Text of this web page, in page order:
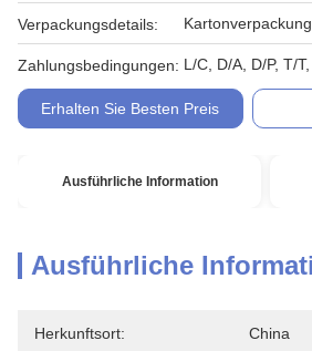
Verpackungsdetails: Kartonverpackung
Zahlungsbedingungen: L/C, D/A, D/P, T/
Erhalten Sie Besten Preis
Ausführliche Information
Ausführliche
Herkunftsort: China